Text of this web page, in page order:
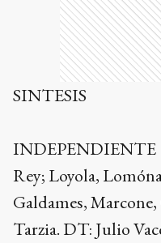
SINTESIS
Rey; Loyola,
Galdames,
Tarzia. DT: Julio